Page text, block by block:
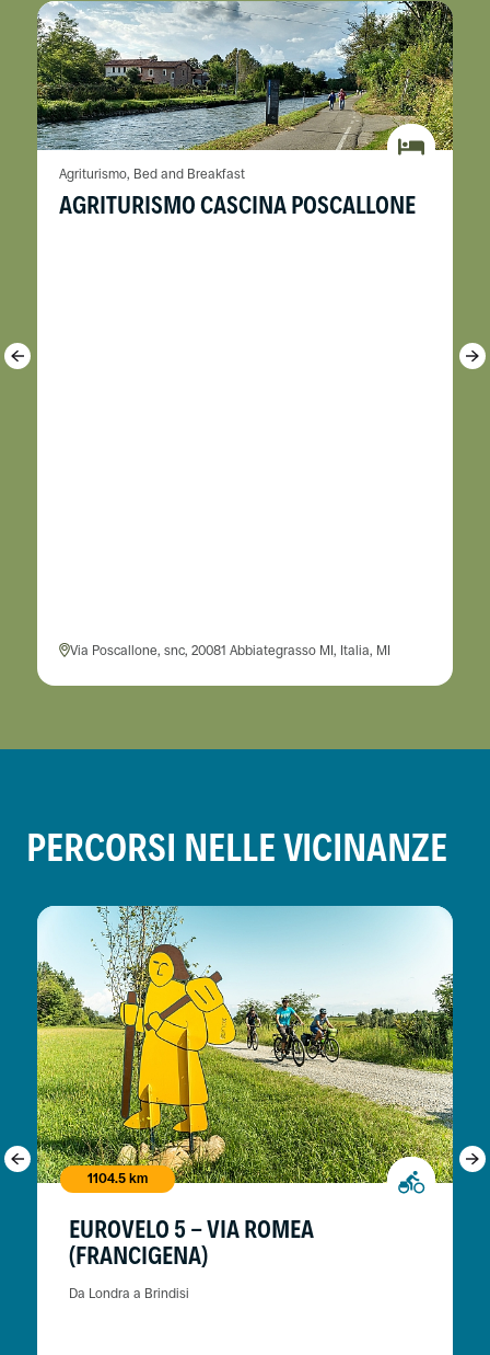
Agriturismo, Bed and Breakfast
AGRITURISMO CASCINA POSCALLONE
Via Poscallone, snc, 20081 Abbiategrasso MI, Italia, MI
PERCORSI NELLE VICINANZE
1104.5 km
EUROVELO 5 - VIA ROMEA
(FRANCIGENA)
Da Londra a Brindisi